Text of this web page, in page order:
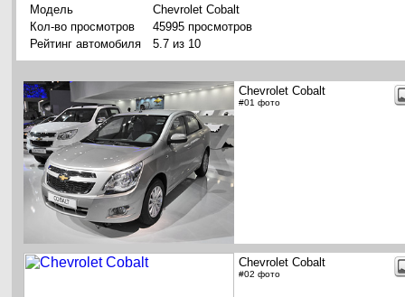
Модель
Chevrolet Cobalt
Кол-во просмотров
45995 просмотров
Рейтинг автомобиля
5.7 из 10
Chevrolet Cobalt
#01 фото
Chevrolet Cobalt
#02 фото